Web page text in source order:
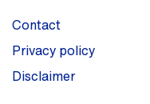
Contact
Privacy policy
Disclaimer